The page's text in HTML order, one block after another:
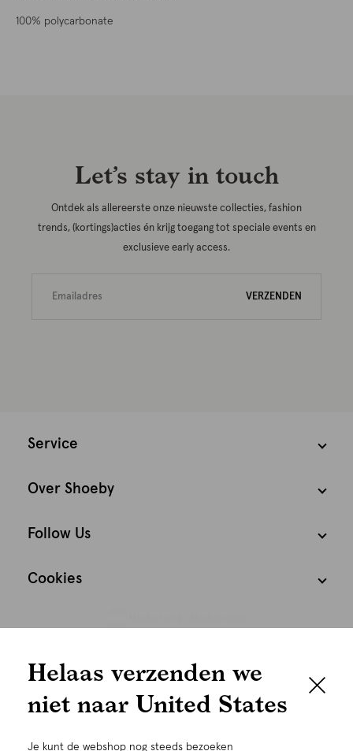
graag persoonlijk
gebruiken wij cookies en daarmee vergelijkbare
100% polycarbonate
Let’s stay in touch
Ontdek als allereerste onze nieuwste collecties, fashion
trends, (kortings)acties én krijg toegang tot speciale events en
exclusieve early access.
VERZENDEN
Service
Over Shoeby
Follow Us
Cookies
Helaas verzenden we
niet naar United States
Je kunt de webshop nog steeds bezoeken